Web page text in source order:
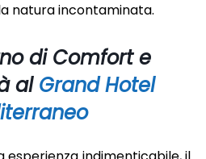
natura incontaminata.
di Comfort e
al Grand Hotel